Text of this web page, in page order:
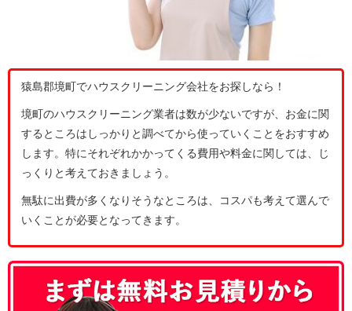
猿島郡境町でハウスクリーニング会社をお探しなら！
境町のハウスクリーニング業者は数が少ないですが、お金に関
するところはしっかりと調べてから使っていくことをおすすめ
します。特にそれぞれかかってくる費用や料金に関しては、じ
っくりと考えておきましょう。
無駄に出費が多くなりそうなところは、コスパも考えて選んで
いくことが必要となってきます。